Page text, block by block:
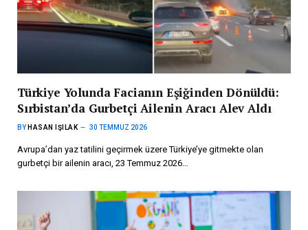
Türkiye Yolunda Facianın Eşiğinden Dönüldü:
Sırbistan’da Gurbetçi Ailenin Aracı Alev Aldı
BY HASAN IŞILAK 30 TEMMUZ 2026
Avrupa’dan yaz tatilini geçirmek üzere Türkiye’ye gitmekte olan
gurbetçi bir ailenin aracı, 23 Temmuz 2026…